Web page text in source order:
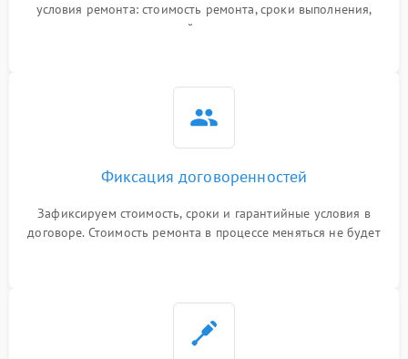
условия ремонта: стоимость ремонта, сроки выполнения,
гарантийные условия
Фиксация договоренностей
Зафиксируем стоимость, сроки и гарантийные условия в
договоре. Стоимость ремонта в процессе меняться не будет